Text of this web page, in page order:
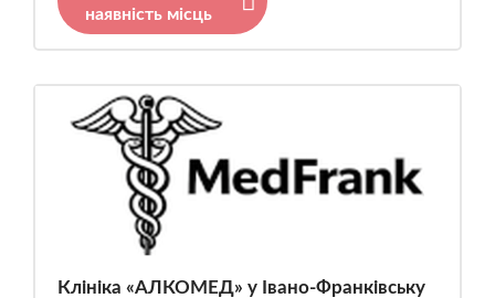
наявність місць
Клініка «АЛКОМЕД» у Івано-Франківську